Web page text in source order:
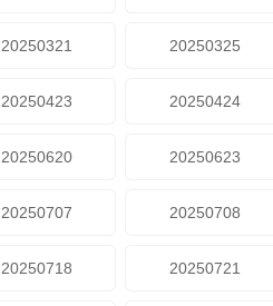
20250321 20250325
20250423 20250424
20250620 20250623
20250707 20250708
20250718 20250721